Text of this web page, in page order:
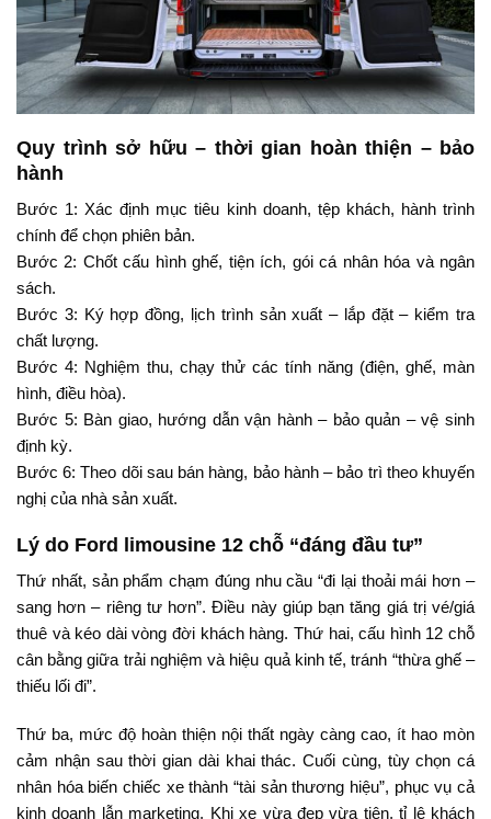
Quy trình sở hữu – thời gian hoàn thiện – bảo
hành
Bước 1: Xác định mục tiêu kinh doanh, tệp khách, hành trình
chính để chọn phiên bản.
Bước 2: Chốt cấu hình ghế, tiện ích, gói cá nhân hóa và ngân
sách.
Bước 3: Ký hợp đồng, lịch trình sản xuất – lắp đặt – kiểm tra
chất lượng.
Bước 4: Nghiệm thu, chạy thử các tính năng (điện, ghế, màn
hình, điều hòa).
Bước 5: Bàn giao, hướng dẫn vận hành – bảo quản – vệ sinh
định kỳ.
Bước 6: Theo dõi sau bán hàng, bảo hành – bảo trì theo khuyến
nghị của nhà sản xuất.
Lý do Ford limousine 12 chỗ “đáng đầu tư”
Thứ nhất, sản phẩm chạm đúng nhu cầu “đi lại thoải mái hơn –
sang hơn – riêng tư hơn”. Điều này giúp bạn tăng giá trị vé/giá
thuê và kéo dài vòng đời khách hàng. Thứ hai, cấu hình 12 chỗ
cân bằng giữa trải nghiệm và hiệu quả kinh tế, tránh “thừa ghế –
thiếu lối đi”.
Thứ ba, mức độ hoàn thiện nội thất ngày càng cao, ít hao mòn
cảm nhận sau thời gian dài khai thác. Cuối cùng, tùy chọn cá
nhân hóa biến chiếc xe thành “tài sản thương hiệu”, phục vụ cả
kinh doanh lẫn marketing. Khi xe vừa đẹp vừa tiện, tỉ lệ khách